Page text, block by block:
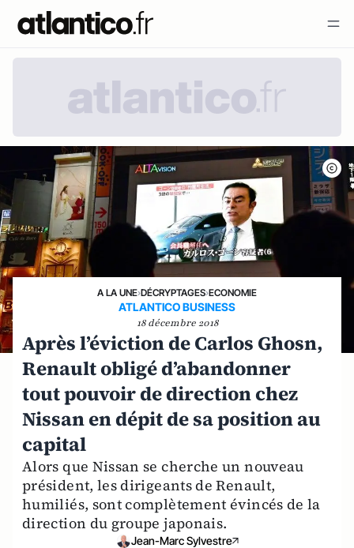
A LA UNE›DÉCRYPTAGES›ECONOMIE
ATLANTICO BUSINESS
18 décembre 2018
Après l’éviction de Carlos Ghosn,
Renault obligé d’abandonner
tout pouvoir de direction chez
Nissan en dépit de sa position au
capital
Alors que Nissan se cherche un nouveau
président, les dirigeants de Renault,
humiliés, sont complètement évincés de la
direction du groupe japonais.
Jean-Marc Sylvestre